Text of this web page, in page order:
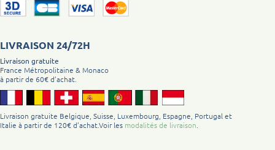
LIVRAISON 24/72H
Livraison gratuite
France Métropolitaine & Monaco
à partir de 60€ d’achat.
Livraison gratuite Belgique, Suisse, Luxembourg, Espagne, Portugal et
Italie à partir de 120€ d’achat.Voir les modalités de livraison